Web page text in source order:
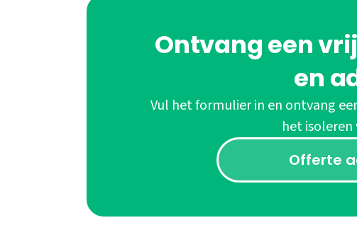
Ontvang een
en
Vul het formulier in en ontvang
het
Offerte